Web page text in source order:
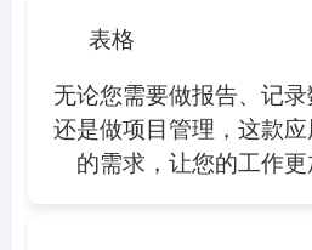
表格
无论您需要做报告、记录
还是做项目管理，这款
的需求，让您的工作更